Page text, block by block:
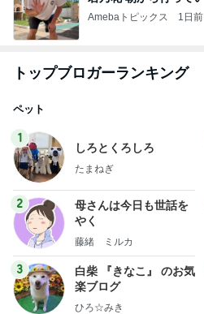
Amebaトピックス 1日前
トップブロガーランキング
ペット
1
しろとくろしろ
たまねぎ
2
母さんは今日も世話を
やく
藤緒 ミルカ
3
白柴 『きなこ』 のお気
楽ブログ
ひろ☆みき